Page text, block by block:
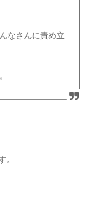
なさんに責め立
。